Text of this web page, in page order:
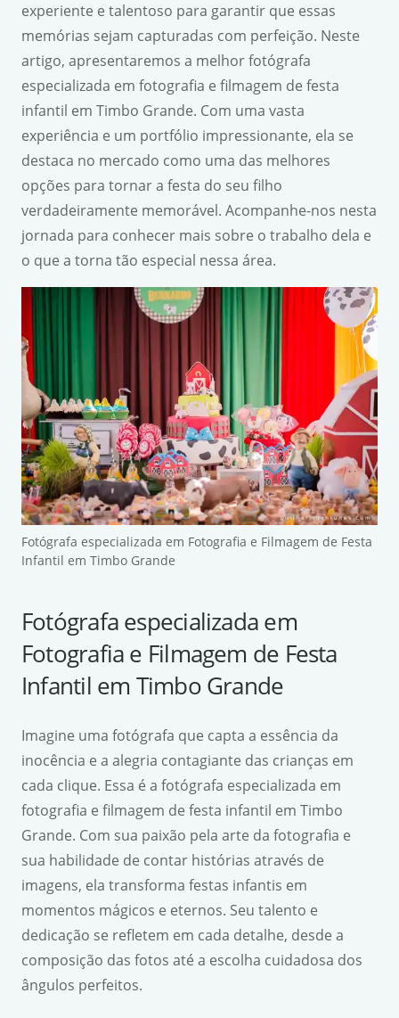
experiente e talentoso para garantir que essas
memórias sejam capturadas com perfeição. Neste
artigo, apresentaremos a melhor fotógrafa
especializada em fotografia e filmagem de festa
infantil em Timbo Grande. Com uma vasta
experiência e um portfólio impressionante, ela se
destaca no mercado como uma das melhores
opções para tornar a festa do seu filho
verdadeiramente memorável. Acompanhe-nos nesta
jornada para conhecer mais sobre o trabalho dela e
o que a torna tão especial nessa área.
Fotógrafa especializada em Fotografia e Filmagem de Festa
Infantil em Timbo Grande
Fotógrafa especializada em
Fotografia e Filmagem de Festa
Infantil em Timbo Grande
Imagine uma fotógrafa que capta a essência da
inocência e a alegria contagiante das crianças em
cada clique. Essa é a fotógrafa especializada em
fotografia e filmagem de festa infantil em Timbo
Grande. Com sua paixão pela arte da fotografia e
sua habilidade de contar histórias através de
imagens, ela transforma festas infantis em
momentos mágicos e eternos. Seu talento e
dedicação se refletem em cada detalhe, desde a
composição das fotos até a escolha cuidadosa dos
ângulos perfeitos.